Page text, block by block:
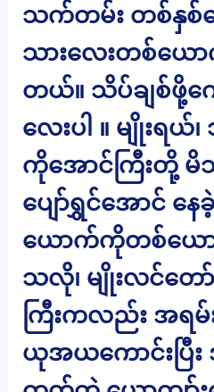
သက်တမ်း တစ်နှစ်
သားလေးတစ်ယော
တယ်။ သိပ်ချစ်ဖို့က
လေးပါ ။ မျိုးရယ်
ကိုအောင်ကြီးတို့ မိ
ပျော်ရွှင်အောင် န
ယောက်ကိုတစ်ယော
သလို၊ မျိုးလင်တေ
ကြီးကလည်း အရ
ယုအယကောင်းပြီး